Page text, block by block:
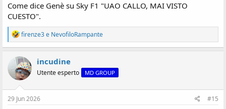
Come dice Genè su Sky F1 "UAO CALLO, MAI VISTO
CUESTO".
R
e
a
z
i
o
n
i
:
firenze3e NevofiloRampante
incudine
Utente esperto MD GROUP
29 Jun 2026 #15